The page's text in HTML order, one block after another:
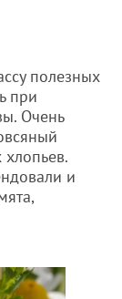
полезных
при
Очень
хлопьев.
и